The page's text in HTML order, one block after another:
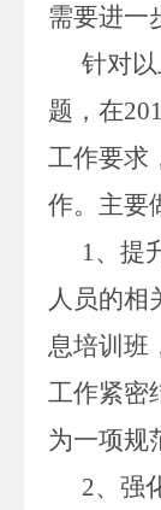
需要进一
针对
题，在
工作要求
作。主要
1、提
人员的相
息培训班
工作紧密
为一项规
2、强